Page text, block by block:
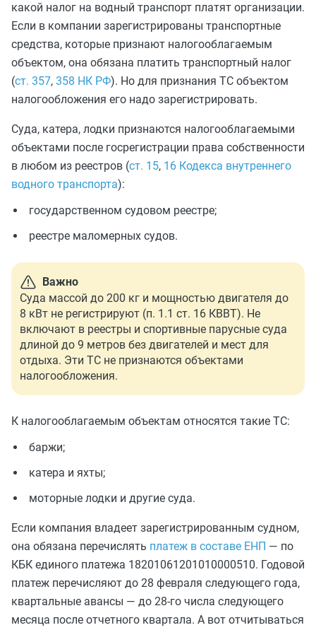
какой налог на водный транспорт платят организации.
Если в компании зарегистрированы транспортные
средства, которые признают налогооблагаемым
объектом, она обязана платить транспортный налог
(ст. 357, 358 НК РФ). Но для признания ТС объектом
налогообложения его надо зарегистрировать.
Суда, катера, лодки признаются налогооблагаемыми
объектами после госрегистрации права собственности
в любом из реестров (ст. 15, 16 Кодекса внутреннего
водного транспорта):
государственном судовом реестре;
реестре маломерных судов.
Важно
Суда массой до 200 кг и мощностью двигателя до
8 кВт не регистрируют (п. 1.1 ст. 16 КВВТ). Не
включают в реестры и спортивные парусные суда
длиной до 9 метров без двигателей и мест для
отдыха. Эти ТС не признаются объектами
налогообложения.
К налогооблагаемым объектам относятся такие ТС:
баржи;
катера и яхты;
моторные лодки и другие суда.
Если компания владеет зарегистрированным судном,
она обязана перечислять платеж в составе ЕНП — по
КБК единого платежа 18201061201010000510. Годовой
платеж перечисляют до 28 февраля следующего года,
квартальные авансы — до 28-го числа следующего
месяца после отчетного квартала. А вот отчитываться